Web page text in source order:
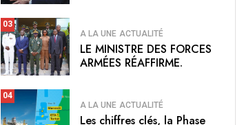
03
A LA UNE ACTUALITÉ
LE MINISTRE DES FORCES
ARMÉES RÉAFFIRME.
04
A LA UNE ACTUALITÉ
Les chiffres clés, la Phase